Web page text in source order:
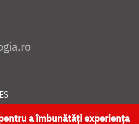
CATEDRALA NAȚIONALĂ
a îmbunătăți experiența